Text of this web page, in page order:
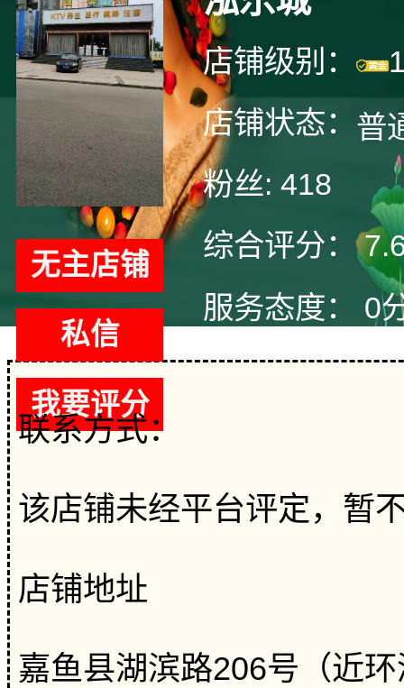
无主店铺
私信
我要评分
店铺级别：
店铺状态： 普
粉丝: 418
综合评分：
服务态度：
0
联系方式：
该店铺未经平台评定，暂
店铺地址
嘉鱼县湖滨路206号（近